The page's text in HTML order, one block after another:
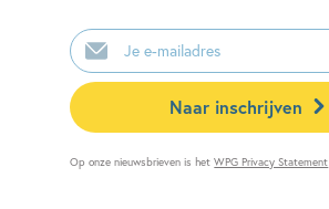
E-
mailadres
Naar inschrijven
Op onze nieuwsbrieven is hetWPG Privacy Statement